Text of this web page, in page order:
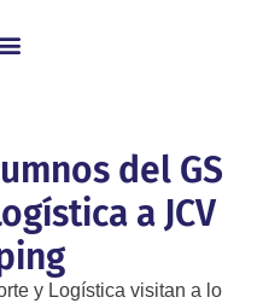
del GS
a JCV
y Logística visitan a lo